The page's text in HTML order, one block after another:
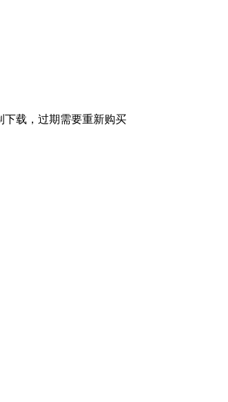
下载，过期需要重新购买